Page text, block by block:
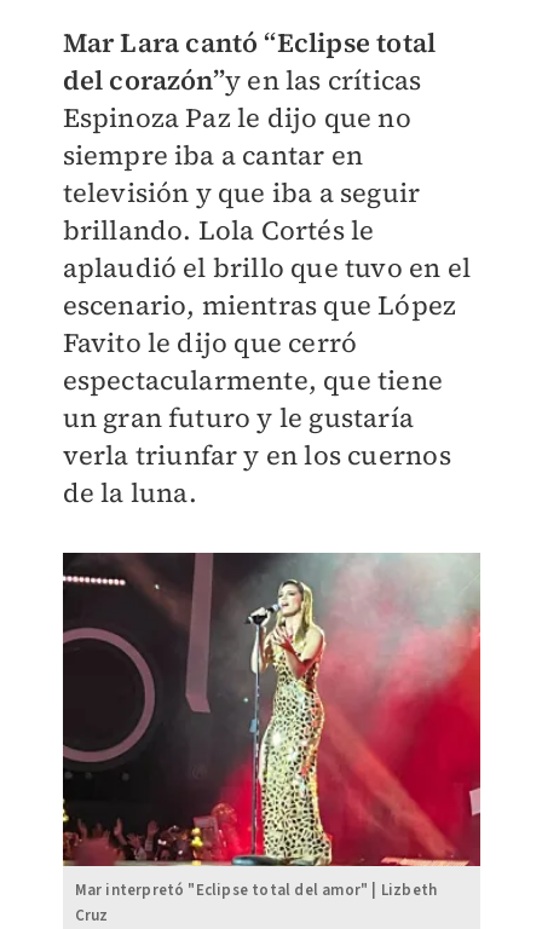
Mar Lara cantó “Eclipse total
del corazón”y en las críticas
Espinoza Paz le dijo que no
siempre iba a cantar en
televisión y que iba a seguir
brillando. Lola Cortés le
aplaudió el brillo que tuvo en el
escenario, mientras que López
Favito le dijo que cerró
espectacularmente, que tiene
un gran futuro y le gustaría
verla triunfar y en los cuernos
de la luna.
Mar interpretó "Eclipse total del amor" | Lizbeth
Cruz